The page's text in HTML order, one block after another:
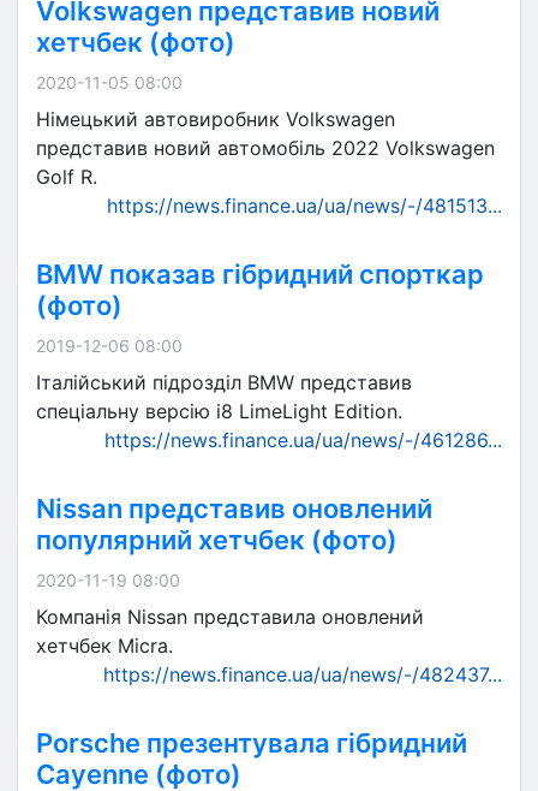
Volkswagen представив новий
хетчбек (фото)
2020-11-05 08:00
Німецький автовиробник Volkswagen
представив новий автомобіль 2022 Volkswagen
Golf R.
https://news.finance.ua/ua/news/-/481513...
BMW показав гібридний спорткар
(фото)
2019-12-06 08:00
Італійський підрозділ BMW представив
спеціальну версію i8 LimeLight Edition.
https://news.finance.ua/ua/news/-/461286...
Nissan представив оновлений
популярний хетчбек (фото)
2020-11-19 08:00
Компанія Nissan представила оновлений
хетчбек Micra.
https://news.finance.ua/ua/news/-/482437...
Porsche презентувала гібридний
Cayenne (фото)